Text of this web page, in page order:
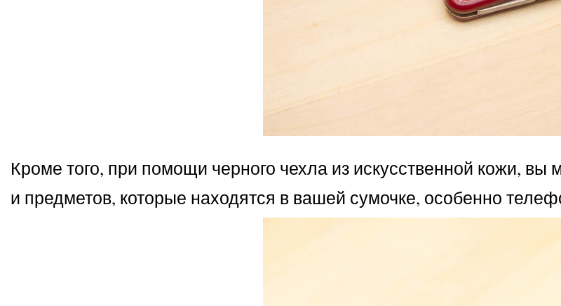
Кроме того, при помощи черного чехла из искусственной кожи,
и предметов, которые находятся в вашей сумочке, особенно